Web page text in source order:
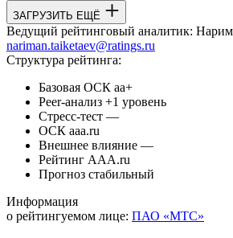
ЗАГРУЗИТЬ ЕЩЁ
Ведущий рейтинговый аналитик:
nariman.taiketaev@ratings.ru
Структура рейтинга:
Базовая ОСК aa+
Peer-анализ +1 уровень
Стресс-тест —
ОСК aaa.ru
Внешнее влияние —
Рейтинг AAA.ru
Прогноз стабильный
Информация
о рейтингуемом лице: ПАО «МТС»